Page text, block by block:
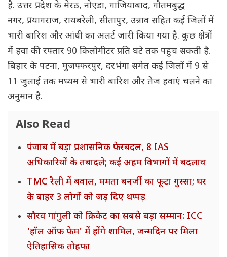
है. उत्तर प्रदेश के मेरठ, नोएडा, गाजियाबाद, गौतमबुद्ध
नगर, प्रयागराज, रायबरेली, सीतापुर, उन्नाव सहित कई जिलों में
भारी बारिश और आंधी का अलर्ट जारी किया गया है. कुछ क्षेत्रों
में हवा की रफ्तार 90 किलोमीटर प्रति घंटे तक पहुंच सकती है.
बिहार के पटना, मुजफ्फरपुर, दरभंगा समेत कई जिलों में 9 से
11 जुलाई तक मध्यम से भारी बारिश और तेज हवाएं चलने का
अनुमान है.
Also Read
पंजाब में बड़ा प्रशासनिक फेरबदल, 8 IAS
अधिकारियों के तबादले; कई अहम विभागों में बदलाव
TMC रैली में बवाल, ममता बनर्जी का फूटा गुस्सा; घर
के बाहर 3 लोगों को जड़ दिए थप्पड़
सौरव गांगुली को क्रिकेट का सबसे बड़ा सम्मान: ICC
'हॉल ऑफ फेम' में होंगे शामिल, जन्मदिन पर मिला
ऐतिहासिक तोहफा